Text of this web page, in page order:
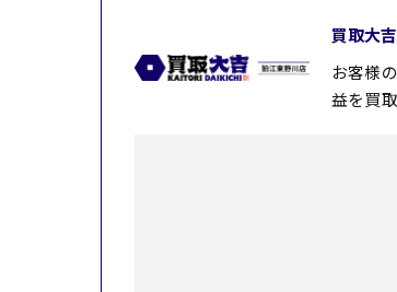
買取大
お客様
益を買